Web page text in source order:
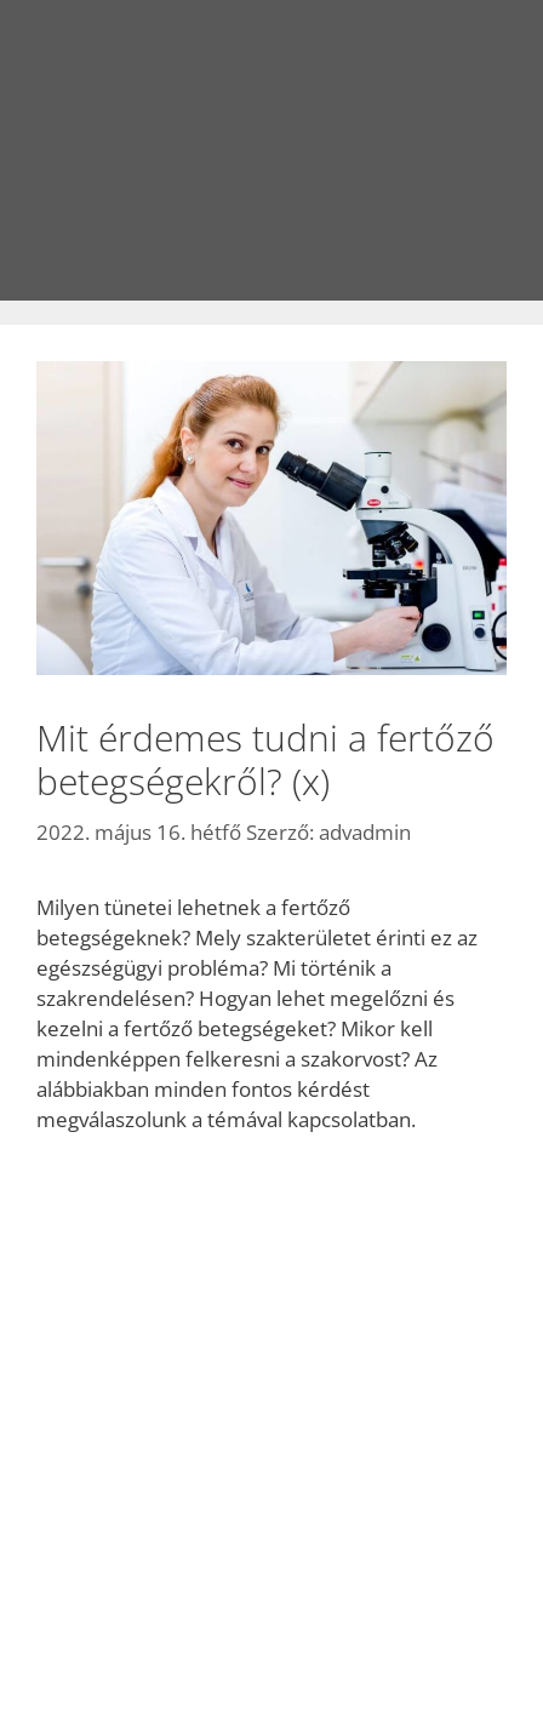
Mit érdemes tudni a fertőző
betegségekről? (x)
2022. május 16. hétfő Szerző: advadmin
Milyen tünetei lehetnek a fertőző
betegségeknek? Mely szakterületet érinti ez az
egészségügyi probléma? Mi történik a
szakrendelésen? Hogyan lehet megelőzni és
kezelni a fertőző betegségeket? Mikor kell
mindenképpen felkeresni a szakorvost? Az
alábbiakban minden fontos kérdést
megválaszolunk a témával kapcsolatban.